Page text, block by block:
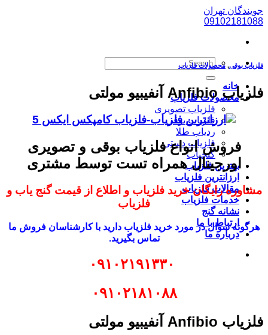
پرش
به
جویندگان تهران
09102181088
خانه
محصولات فلزیاب
فلزیاب تصویری
فلزیاب بوقی
ردیاب طلا
فلزیاب دستی
گنجیاب
بهترین فلزیاب
ارزانترین فلزیاب
مقالات فلزیاب
خدمات فلزیاب
نشانه گنج
ارتباط با ما
درباره ما
فلزیاب بوقی, محصولات فلزیاب
فلزیاب Anfibio آنفیبیو مولتی
فروش انواع فلزیاب بوقی و تصویری
اورجینال همراه تست توسط مشتری
مشاوره رایگان خرید فلزیاب و اطلاع از قیمت گنج یاب و
فلزیاب
هرگونه سوال در مورد خرید فلزیاب دارید با کارشناسان فروش ما
تماس بگیرید.
۰۹۱۰۲۱۹۱۳۳۰
۰۹۱۰۲۱۸۱۰۸۸
فلزیاب
آنفیبیو مولتی